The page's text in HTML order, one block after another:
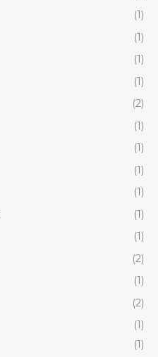
(1)
(1)
(1)
(1)
(2)
(1)
(1)
(1)
(1)
(1)
(1)
(2)
(1)
(2)
(1)
(1)